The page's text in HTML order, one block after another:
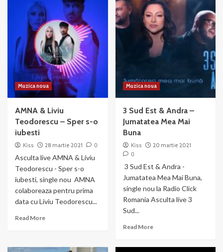
&
Samuel
Kimko
–
Baila
Baila
Baila
Petrisor
&
Emilian
–
Pentru
a
Muzica noua
AMNA & Liviu
Teodorescu – Sper s-o
iubesti
Kiss 28 martie 2021 0
Asculta live AMNA & Liviu
Teodorescu - Sper s-o
iubesti, single nou AMNA
colaboreaza pentru prima
data cu Liviu Teodorescu...
Read MoreRead
Muzica noua
3 Sud Est & Andra –
Jumatatea Mea Mai
Buna
Kiss
20 martie 2021
0
3 Sud Est & Andra -
Jumatatea Mea Mai Buna,
single nou la Radio Click
Romania Asculta live 3
Sud...
Read MoreRead